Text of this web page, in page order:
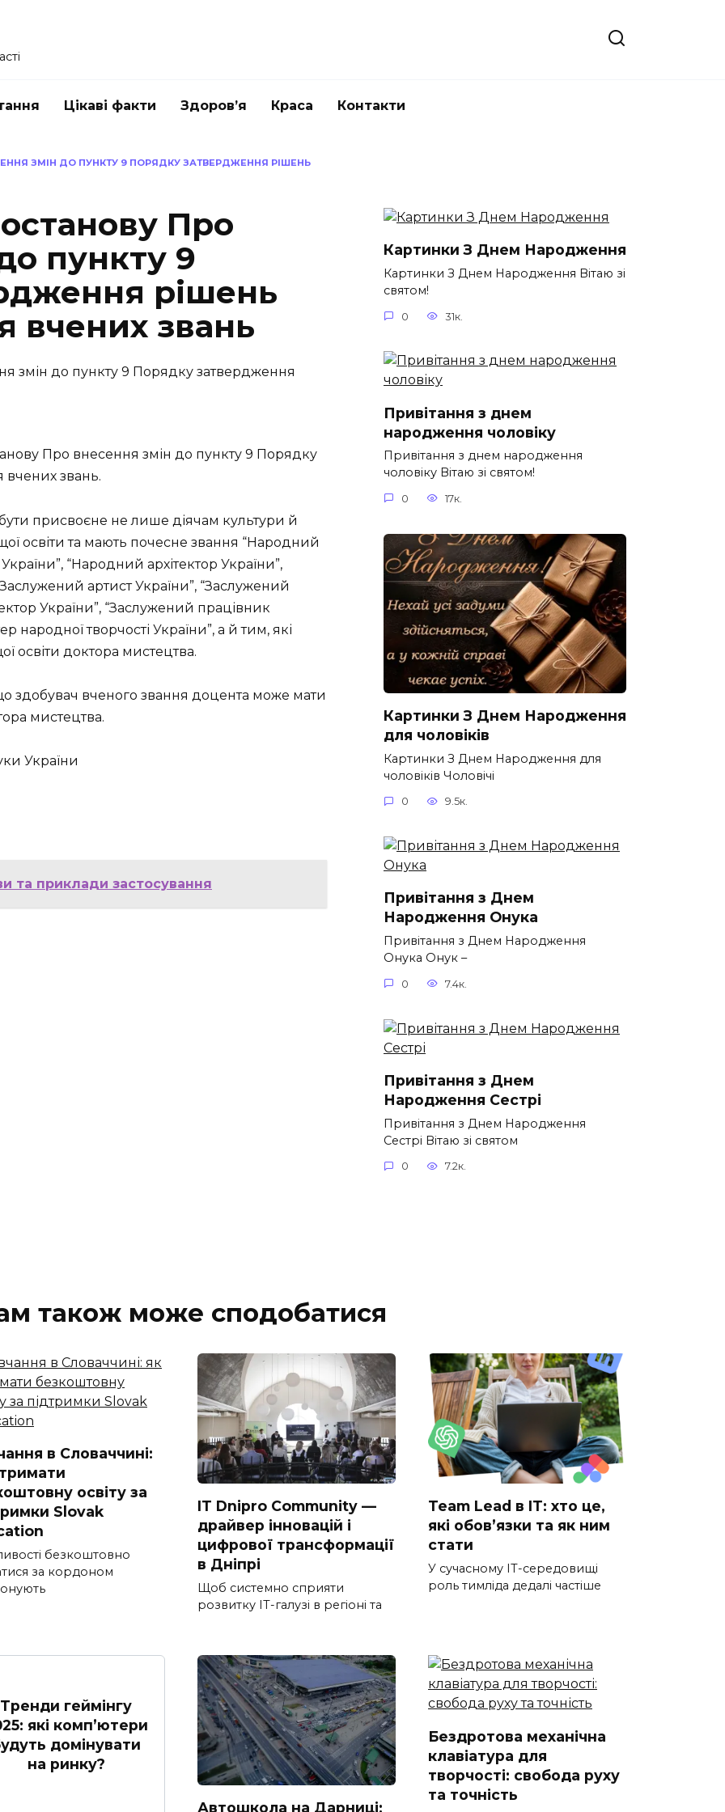
Цікаві факти Здоров’я Краса Контакти
ЗМІН ДО ПУНКТУ 9 ПОРЯДКУ ЗАТВЕРДЖЕННЯ РІШЕНЬ
Про
пункту 9
рішень
вчених звань
Про внесення змін до пункту 9 Порядку
звань.
присвоєне не лише діячам культури й
освіти та мають почесне звання “Народний
“Народний архітектор України”,
артист України”, “Заслужений
України”, “Заслужений працівник
народної творчості України”, а й тим, які
освіти доктора мистецтва.
здобувач вченого звання доцента може мати
мистецтва.
України
та приклади застосування
Картинки З Днем Народження
Картинки З Днем Народження Вітаю зі
святом!
0 31к.
Привітання з днем
народження чоловіку
Привітання з днем народження
чоловіку Вітаю зі святом!
0 17к.
Картинки З Днем Народження
для чоловіків​
Картинки З Днем Народження для
чоловіків​ Чоловічі
0 9.5к.
Привітання з Днем
Народження Онука
Привітання з Днем Народження
Онука Онук –
0 7.4к.
Привітання з Днем
Народження Сестрі
Привітання з Днем Народження
Сестрі Вітаю зі святом
0 7.2к.
також може сподобатися
в Словаччині:
освіту за
Slovak
безкоштовно
за кордоном
IT Dnipro Community —
драйвер інновацій і
цифрової трансформації
в Дніпрі
Щоб системно сприяти
розвитку ІТ-галузі в регіоні та
Team Lead в IT: хто це,
які обов’язки та як ним
стати
У сучасному IT-середовищі
роль тимліда дедалі частіше
Тренди геймінгу
які комп’ютери
домінувати
на ринку?
Автошкола на Дарниці:
Бездротова механічна
клавіатура для
творчості: свобода руху
та точність